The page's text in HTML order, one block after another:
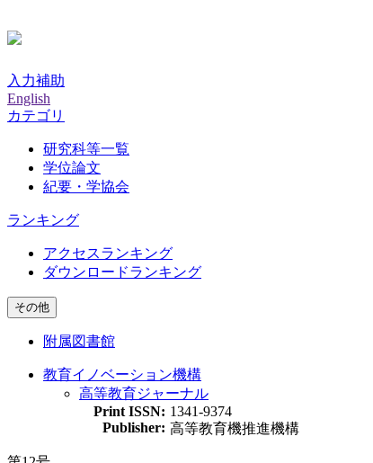
入力補助
English
カテゴリ
研究科等一覧
学位論文
紀要・学協会
ランキング
アクセスランキング
ダウンロードランキング
その他
附属図書館
教育イノベーション機構
高等教育ジャーナル
Print ISSN: 1341-9374
Publisher: 高等教育機推進機構